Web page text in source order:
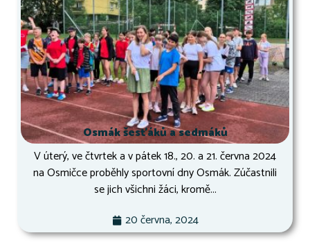
Osmák šesťáků a sedmáků
V úterý, ve čtvrtek a v pátek 18., 20. a 21. června 2024
na Osmičce proběhly sportovní dny Osmák. Zúčastnili
se jich všichni žáci, kromě...
20 června, 2024